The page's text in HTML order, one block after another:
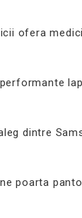
ofera
dintre
poarta